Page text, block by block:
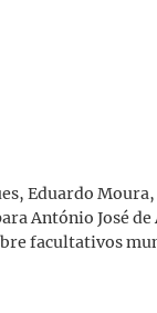
Eduardo
António José
facultativos